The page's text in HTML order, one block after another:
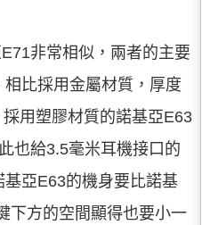
非常相似，兩者的主要
比採用金屬材質，厚度
用塑膠材質的諾基亞E63
也給3.5毫米耳機接口的
亞E63的機身要比諾基
下方的空間顯得也要小一